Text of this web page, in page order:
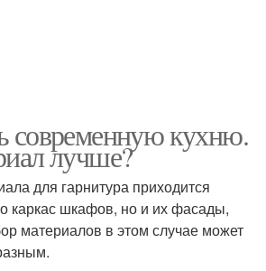
современную кухню.
лучше?
для гарнитура приходится
каркас шкафов, но и их фасады,
материалов в этом случае может